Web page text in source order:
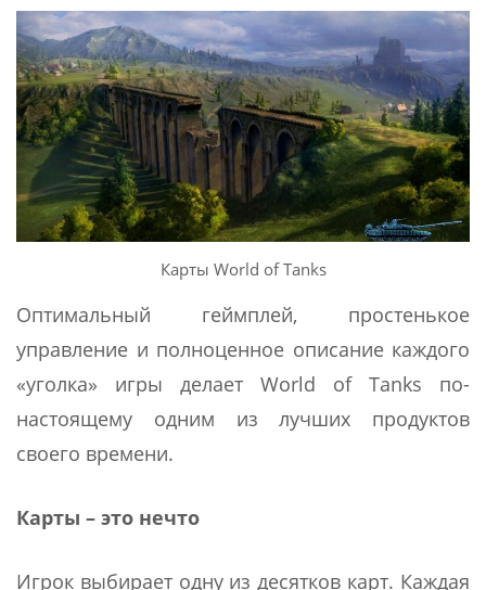
Карты World of Tanks
Оптимальный геймплей, простенькое
управление и полноценное описание каждого
«уголка» игры делает World of Tanks по-
настоящему одним из лучших продуктов
своего времени.
Карты – это нечто
Игрок выбирает одну из десятков карт. Каждая